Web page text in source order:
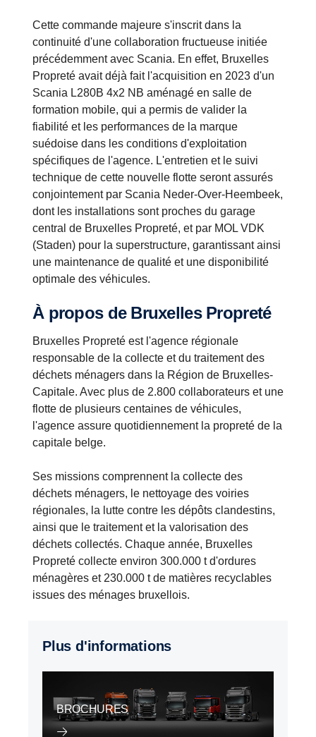
Cette commande majeure s'inscrit dans la
continuité d'une collaboration fructueuse initiée
précédemment avec Scania. En effet, Bruxelles
Propreté avait déjà fait l'acquisition en 2023 d'un
Scania L280B 4x2 NB aménagé en salle de
formation mobile, qui a permis de valider la
fiabilité et les performances de la marque
suédoise dans les conditions d'exploitation
spécifiques de l'agence. L'entretien et le suivi
technique de cette nouvelle flotte seront assurés
conjointement par Scania Neder-Over-Heembeek,
dont les installations sont proches du garage
central de Bruxelles Propreté, et par MOL VDK
(Staden) pour la superstructure, garantissant ainsi
une maintenance de qualité et une disponibilité
optimale des véhicules.
À propos de Bruxelles Propreté
Bruxelles Propreté est l'agence régionale
responsable de la collecte et du traitement des
déchets ménagers dans la Région de Bruxelles-
Capitale. Avec plus de 2.800 collaborateurs et une
flotte de plusieurs centaines de véhicules,
l'agence assure quotidiennement la propreté de la
capitale belge.
Ses missions comprennent la collecte des
déchets ménagers, le nettoyage des voiries
régionales, la lutte contre les dépôts clandestins,
ainsi que le traitement et la valorisation des
déchets collectés. Chaque année, Bruxelles
Propreté collecte environ 300.000 t d'ordures
ménagères et 230.000 t de matières recyclables
issues des ménages bruxellois.
Plus d'informations
BROCHURES